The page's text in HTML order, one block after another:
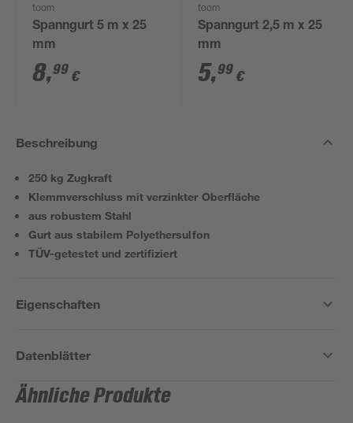
toom
Spanngurt 5 m x 25
mm
8,99 €
toom
Spanngurt 2,5 m x 25
mm
5,99 €
Beschreibung
250 kg Zugkraft
Klemmverschluss mit verzinkter Oberfläche
aus robustem Stahl
Gurt aus stabilem Polyethersulfon
TÜV-getestet und zertifiziert
Eigenschaften
Datenblätter
Ähnliche Produkte